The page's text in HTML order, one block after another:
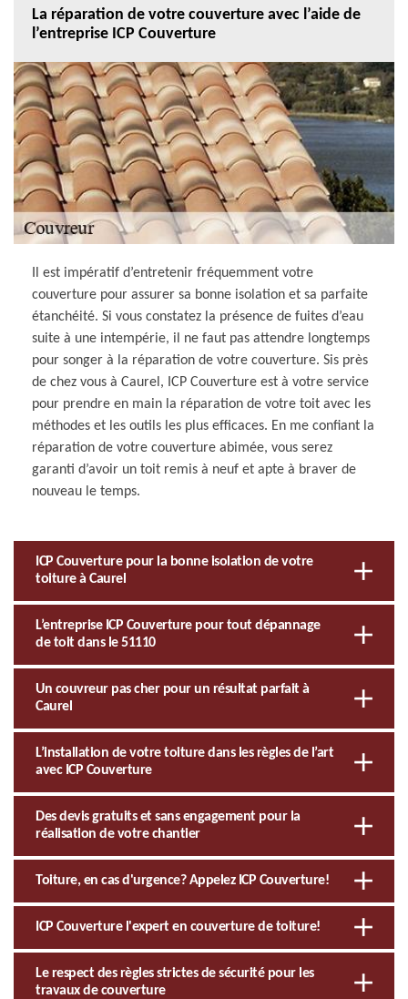
La réparation de votre couverture avec l’aide de
l’entreprise ICP Couverture
Il est impératif d’entretenir fréquemment votre
couverture pour assurer sa bonne isolation et sa parfaite
étanchéité. Si vous constatez la présence de fuites d’eau
suite à une intempérie, il ne faut pas attendre longtemps
pour songer à la réparation de votre couverture. Sis près
de chez vous à Caurel, ICP Couverture est à votre service
pour prendre en main la réparation de votre toit avec les
méthodes et les outils les plus efficaces. En me confiant la
réparation de votre couverture abimée, vous serez
garanti d’avoir un toit remis à neuf et apte à braver de
nouveau le temps.
ICP Couverture pour la bonne isolation de votre
toiture à Caurel
L’entreprise ICP Couverture pour tout dépannage
de toit dans le 51110
Un couvreur pas cher pour un résultat parfait à
Caurel
L’installation de votre toiture dans les règles de l’art
avec ICP Couverture
Des devis gratuits et sans engagement pour la
réalisation de votre chantier
Toiture, en cas d'urgence? Appelez ICP Couverture!
ICP Couverture l'expert en couverture de toiture!
Le respect des règles strictes de sécurité pour les
travaux de couverture